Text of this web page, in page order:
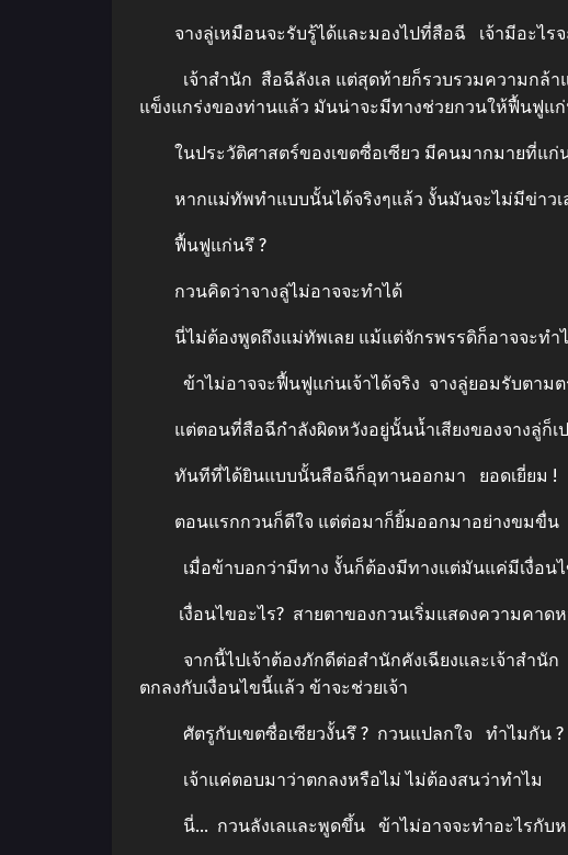
จางลู่เหมือนจะรับรู้ได้และมองไปที่สือฉี เจ้ามีอะไรจ
เจ้าสำนัก สือฉีลังเล แต่สุดท้ายก็รวบรวมความกล้า
แข็งแกร่งของท่านแล้ว มันน่าจะมีทางช่วยกวนให้ฟื้นฟูแ
ในประวัติศาสตร์ของเขตซื่อเซียว มีคนมากมายที่แก่
หากแม่ทัพทำแบบนั้นได้จริงๆแล้ว งั้นมันจะไม่มีข่าว
ฟื้นฟูแก่นรึ ?
กวนคิดว่าจางลู่ไม่อาจจะทำได้
นี่ไม่ต้องพูดถึงแม่ทัพเลย แม้แต่จักรพรรดิก็อาจจะทำ
ข้าไม่อาจจะฟื้นฟูแก่นเจ้าได้จริง จางลู่ยอมรับตามต
แต่ตอนที่สือฉีกำลังผิดหวังอยู่นั้นน้ำเสียงของจางลู่ก็เ
ทันทีที่ได้ยินแบบนั้นสือฉีก็อุทานออกมา ยอดเยี่ยม !
ตอนแรกกวนก็ดีใจ แต่ต่อมาก็ยิ้มออกมาอย่างขมขื่น
เมื่อข้าบอกว่ามีทาง งั้นก็ต้องมีทางแต่มันแค่มีเงื่อน
เงื่อนไขอะไร? สายตาของกวนเริ่มแสดงความคาด
จากนี้ไปเจ้าต้องภักดีต่อสำนักคังเฉียงและเจ้าสำนัก
ตกลงกับเงื่อนไขนี้แล้ว ข้าจะช่วยเจ้า
ศัตรูกับเขตซื่อเซียวงั้นรึ ? กวนแปลกใจ ทำไมกัน ?
เจ้าแค่ตอบมาว่าตกลงหรือไม่ ไม่ต้องสนว่าทำไม
นี่… กวนลังเลและพูดขึ้น ข้าไม่อาจจะทำอะไรกับหมู่